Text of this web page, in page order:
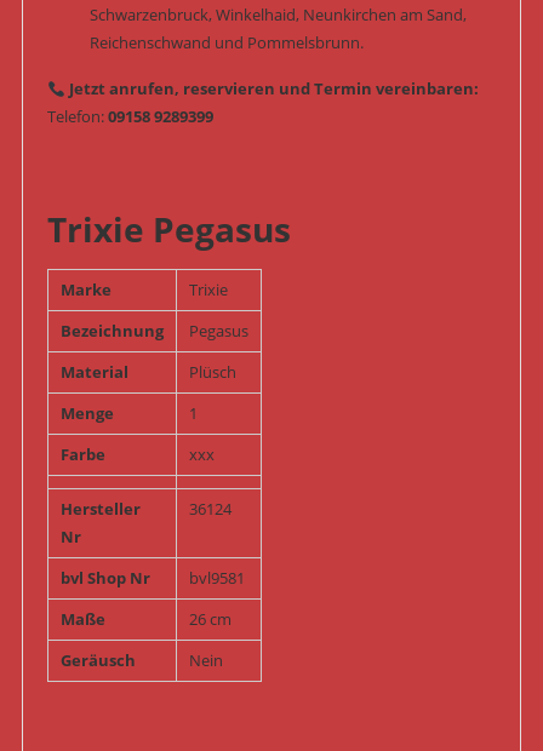
Schwarzenbruck, Winkelhaid, Neunkirchen am Sand,
Reichenschwand und Pommelsbrunn.
Jetzt anrufen, reservieren und Termin vereinbaren:
Telefon:09158 9289399
Trixie Pegasus
Marke
Trixie
Bezeichnung
Pegasus
Material
Plüsch
Menge
1
Farbe
xxx
Hersteller
Nr
36124
bvl Shop Nr
bvl9581
Maße
26 cm
Geräusch
Nein